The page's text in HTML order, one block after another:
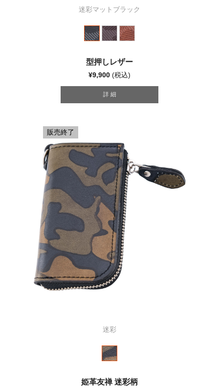
迷彩マットブラック
型押しレザー
¥9,900 (税込)
詳 細
販売終了
迷彩
姫革友禅 迷彩柄